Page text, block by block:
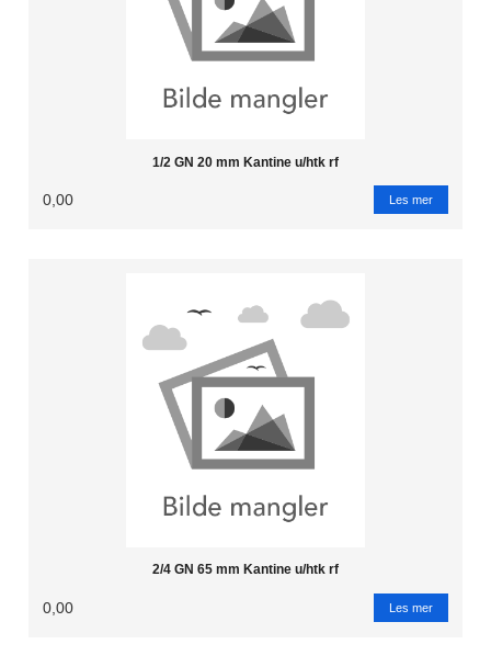
1/2 GN 20 mm Kantine u/htk rf
0,00 Les mer
2/4 GN 65 mm Kantine u/htk rf
0,00 Les mer